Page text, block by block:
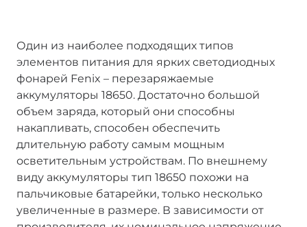
Один из наиболее подходящих типов
элементов питания для ярких светодиодных
фонарей Fenix – перезаряжаемые
аккумуляторы 18650. Достаточно большой
объем заряда, который они способны
накапливать, способен обеспечить
длительную работу самым мощным
осветительным устройствам. По внешнему
виду аккумуляторы тип 18650 похожи на
пальчиковые батарейки, только несколько
увеличенные в размере. В зависимости от